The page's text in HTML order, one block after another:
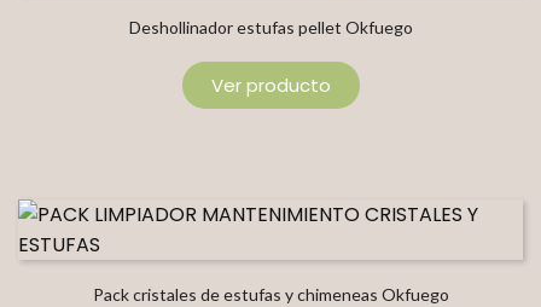
Deshollinador estufas pellet Okfuego
Ver producto
Pack cristales de estufas y chimeneas Okfuego